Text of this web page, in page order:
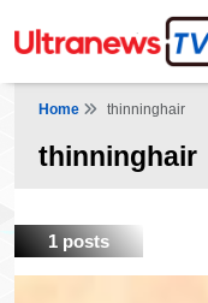
Home thinninghair
thinninghair
1 posts